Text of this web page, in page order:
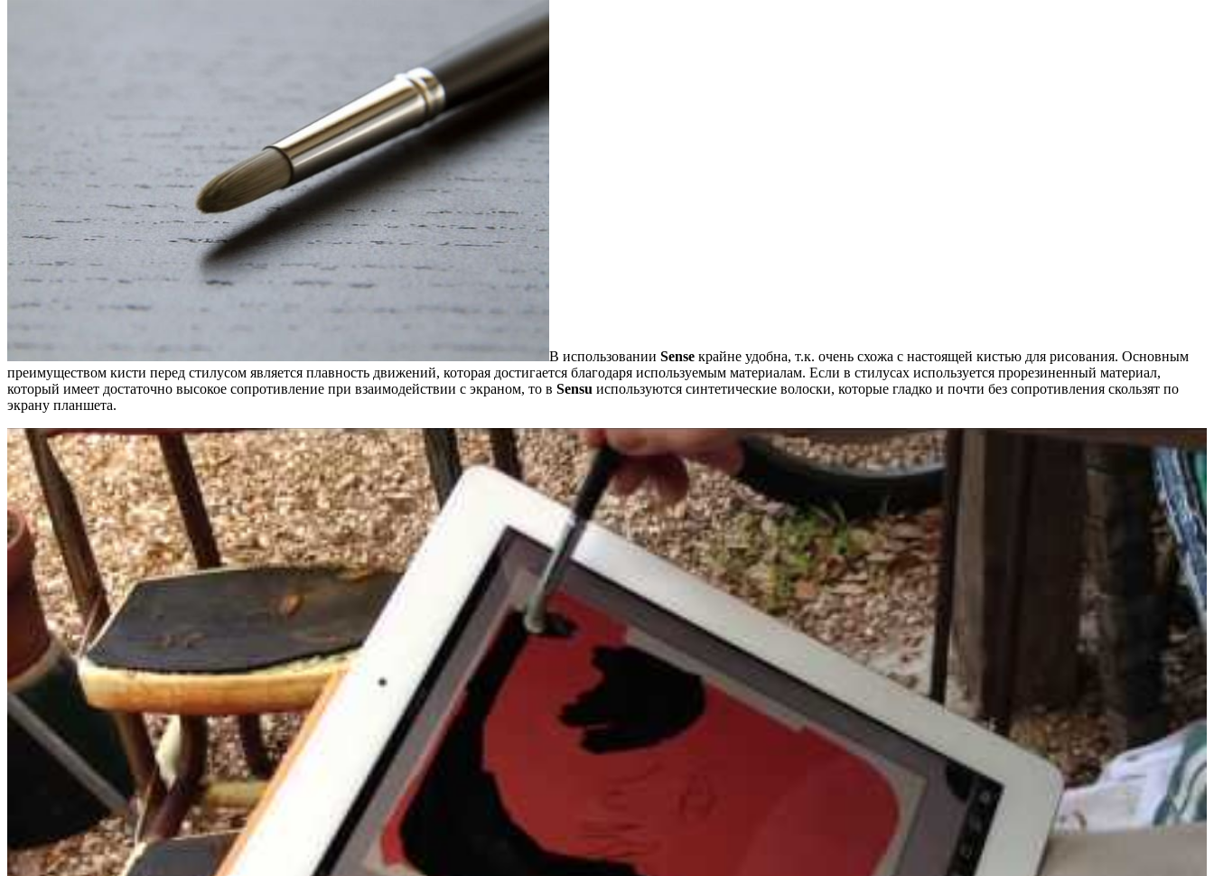
В использовании Sense крайне удобна, т.к. очень схожа с настоящей кистью для рисования. Основным
преимуществом кисти перед стилусом является плавность движений, которая достигается благодаря используемым материалам. Если в стилусах используется прорезиненный материал,
который имеет достаточно высокое сопротивление при взаимодействии с экраном, то в Sensu используются синтетические волоски, которые гладко и почти без сопротивления скользят по
экрану планшета.